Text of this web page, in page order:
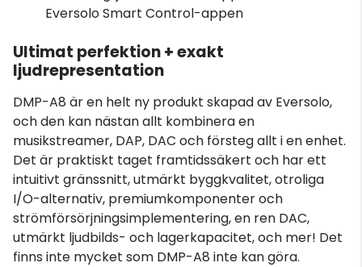
Eversolo Smart Control-appen
Ultimat perfektion + exakt
ljudrepresentation
DMP-A8 är en helt ny produkt skapad av Eversolo,
och den kan nästan allt kombinera en
musikstreamer, DAP, DAC och försteg allt i en enhet.
Det är praktiskt taget framtidssäkert och har ett
intuitivt gränssnitt, utmärkt byggkvalitet, otroliga
I/O-alternativ, premiumkomponenter och
strömförsörjningsimplementering, en ren DAC,
utmärkt ljudbilds- och lagerkapacitet, och mer! Det
finns inte mycket som DMP-A8 inte kan göra.